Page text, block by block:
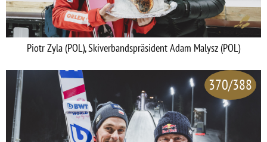
Piotr Zyla (POL), Skiverbandspräsident Adam Malysz (POL)
370/388